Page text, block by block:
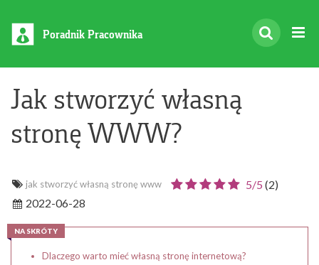
Poradnik Pracownika
Jak stworzyć własną
stronę WWW?
jak stworzyć własną stronę www 5/5 (2)
2022-06-28
NA SKRÓTY
Dlaczego warto mieć własną stronę internetową?